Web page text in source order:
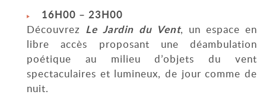
16H00 – 23H00
Découvrez Le Jardin du Vent, un espace en
libre accès proposant une déambulation
poétique au milieu d’objets du vent
spectaculaires et lumineux, de jour comme de
nuit.